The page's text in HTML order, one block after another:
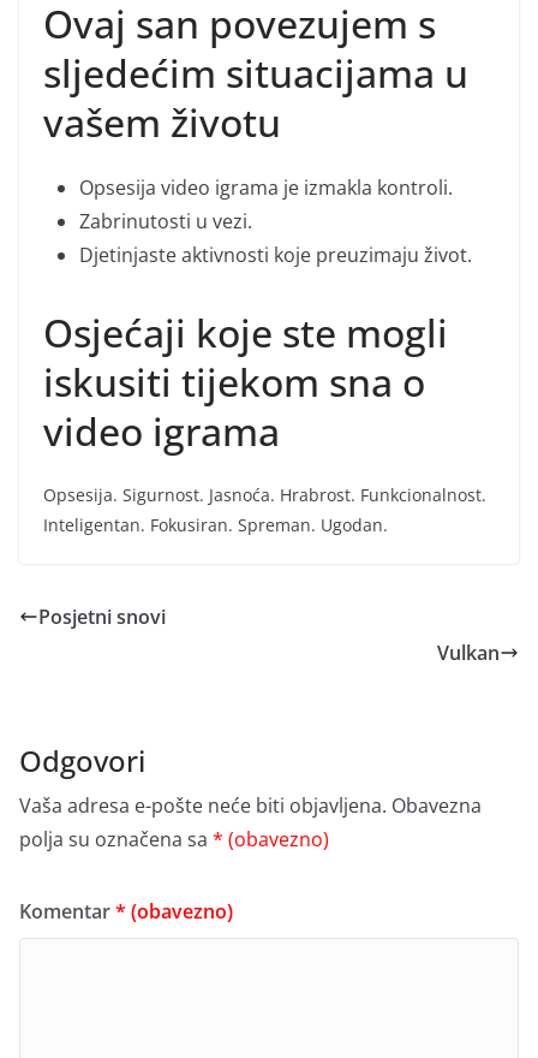
Ovaj san povezujem s
sljedećim situacijama u
vašem životu
Opsesija video igrama je izmakla kontroli.
Zabrinutosti u vezi.
Djetinjaste aktivnosti koje preuzimaju život.
Osjećaji koje ste mogli
iskusiti tijekom sna o
video igrama
Opsesija. Sigurnost. Jasnoća. Hrabrost. Funkcionalnost.
Inteligentan. Fokusiran. Spreman. Ugodan.
Posjetni snovi
Vulkan
Odgovori
Vaša adresa e-pošte neće biti objavljena. Obavezna
polja su označena sa * (obavezno)
Komentar* (obavezno)